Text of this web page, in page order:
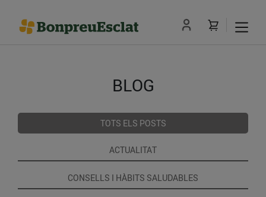
BLOG
TOTS ELS POSTS
ACTUALITAT
CONSELLS I HÀBITS SALUDABLES